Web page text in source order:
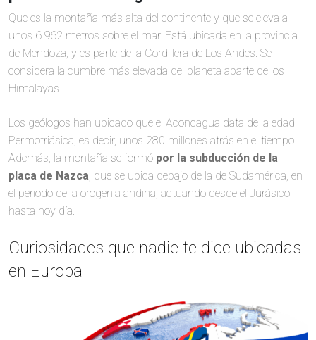
Que es la montaña más alta del continente y que se eleva a
unos 6.962 metros sobre el mar. Está ubicada en la provincia
de Mendoza, y es parte de la Cordillera de Los Andes. Se
considera la cumbre más elevada del planeta aparte de los
Himalayas.
Los geólogos han ubicado que el Aconcagua data de la edad
Permotriásica, es decir, unos 280 millones atrás en el tiempo.
Además, la montaña se formó por la subducción de la
placa de Nazca, que se ubica debajo de la de Sudamérica, en
el periodo de la orogenia andina, actuando desde el Jurásico
hasta hoy día.
Curiosidades que nadie te dice ubicadas
en Europa